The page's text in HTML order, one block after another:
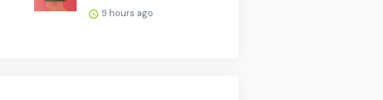
9 hours ago